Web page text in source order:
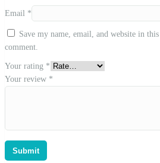
Email *
Save my name, email, and website in
comment.
Your rating *
Your review *